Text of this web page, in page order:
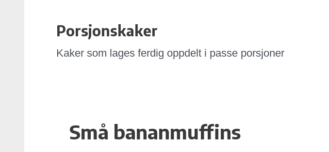
Porsjonskaker
Kaker som lages ferdig oppdelt i passe porsjoner
Små bananmuffins
Små
bananmuffins